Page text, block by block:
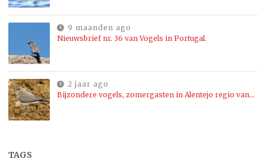
9 maanden ago
Nieuwsbrief nr. 36 van Vogels in Portugal.
2 jaar ago
Bijzondere vogels, zomergasten in Alentejo regio van…
TAGS